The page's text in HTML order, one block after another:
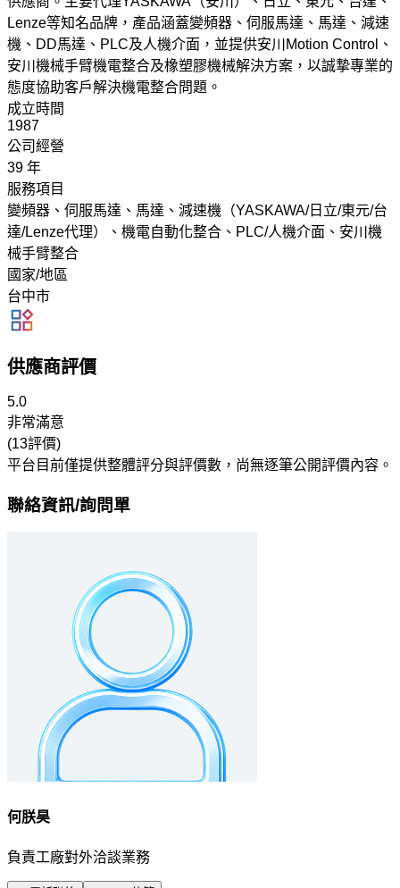
Lenze等知名品牌，產品涵蓋變頻器、伺服馬達、馬達、減速
機、DD馬達、PLC及人機介面，並提供安川Motion Control、
安川機械手臂機電整合及橡塑膠機械解決方案，以誠摯專業的
態度協助客戶解決機電整合問題。
成立時間
1987
公司經營
39 年
服務項目
變頻器、伺服馬達、馬達、減速機（YASKAWA/日立/東元/台
達/Lenze代理）、機電自動化整合、PLC/人機介面、安川機
械手臂整合
國家/地區
台中市
供應商評價
5.0
非常滿意
(13評價)
平台目前僅提供整體評分與評價數，尚無逐筆公開評價內容。
聯絡資訊/詢問單
何朕昊
負責工廠對外洽談業務